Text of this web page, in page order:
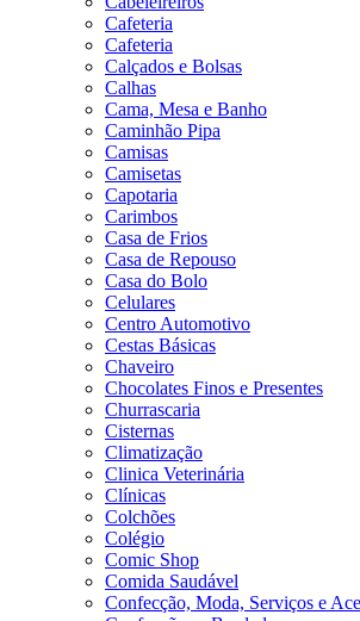
Cafeteria
Cafeteria
Calçados e Bolsas
Calhas
Cama, Mesa e Banho
Caminhão Pipa
Camisas
Camisetas
Capotaria
Carimbos
Casa de Frios
Casa de Repouso
Casa do Bolo
Celulares
Centro Automotivo
Cestas Básicas
Chaveiro
Chocolates Finos e Presentes
Churrascaria
Cisternas
Climatização
Clinica Veterinária
Clínicas
Colchões
Colégio
Comic Shop
Comida Saudável
Confecção, Moda, Serviços e